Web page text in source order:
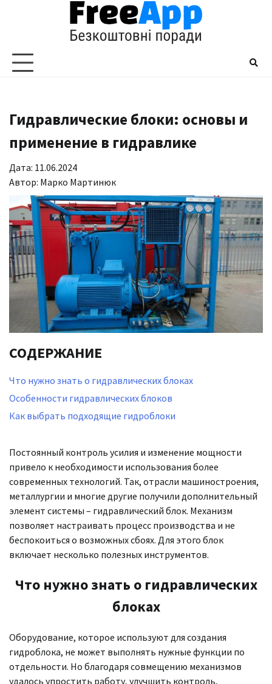
Гидравлические блоки: основы и
применение в гидравлике
Дата: 11.06.2024
Автор: Марко Мартинюк
СОДЕРЖАНИЕ
Что нужно знать о гидравлических блоках
Особенности гидравлических блоков
Как выбрать подходящие гидроблоки
Постоянный контроль усилия и изменение мощности
привело к необходимости использования более
современных технологий. Так, отрасли машиностроения,
металлургии и многие другие получили дополнительный
элемент системы – гидравлический блок. Механизм
позволяет настраивать процесс производства и не
беспокоиться о возможных сбоях. Для этого блок
включает несколько полезных инструментов.
Что нужно знать о гидравлических
блоках
Оборудование, которое используют для создания
гидроблока, не может выполнять нужные функции по
отдельности. Но благодаря совмещению механизмов
удалось упростить работу, улучшить контроль,